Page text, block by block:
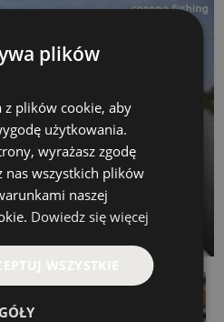
plików
z plików cookie, aby
użytkowania.
wyrażasz zgodę
nas wszystkich plików
naszej
Dowiedz się więcej
WSZYSTKIE